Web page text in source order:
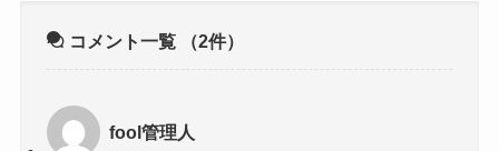
コメント一覧 （2件）
fool管理人